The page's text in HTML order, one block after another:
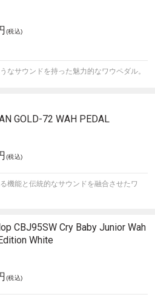
(税込)
なサウンドを持った魅力的なワウペダル。
GOLD-72 WAH PEDAL
(税込)
機能と伝統的なサウンドを融合させたワ
CBJ95SW Cry Baby Junior Wah
White
(税込)